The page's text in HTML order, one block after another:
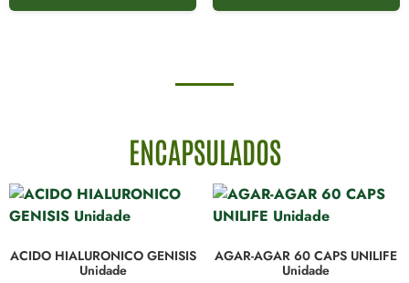
ENCAPSULADOS
ACIDO HIALURONICO GENISIS
Unidade
AGAR-AGAR 60 CAPS UNILIFE
Unidade